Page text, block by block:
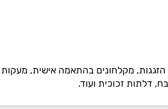
מקלחונים בהתאמה אישית, מעקות
דלתות זכוכית ועוד.